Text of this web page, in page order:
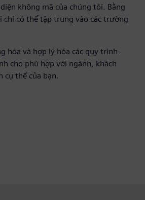
không mã của chúng tôi. Bằng
chỉ có thể tập trung vào các trường
hóa và hợp lý hóa các quy trình
cho phù hợp với ngành, khách
thể của bạn.